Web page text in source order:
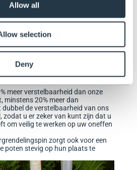
Allow all
selection
Deny
het gemakkelijker dan ooit om
ongeacht de omgeving.
om schuine oppervlakken,
Dit maakt klussen in
de kans voor een ongeluk
meer verstelbaarheid dan onze
minstens 20% meer dan
de verstelbaarheid van ons
zodat u er zeker van kunt zijn dat u
om veilig te werken op uw oneffen
zorgt ook voor een
poten stevig op hun plaats te